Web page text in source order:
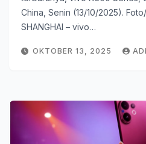
China, Senin (13/10/2025).
SHANGHAI – vivo…
OKTOBER 13, 2025